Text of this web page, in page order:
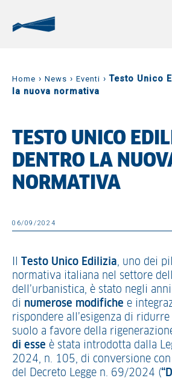
Home › News › Eventi ›Testo Unico
la nuova normativa
TESTO UNICO
DENTRO LA
NORMATIVA
06/09/2024
Testo Unico Edilizia, uno dei
normativa italiana nel settore
dell’urbanistica, è stato negli
di numerose modifiche e
rispondere all’esigenza di ridurre
suolo a favore della
di esse è stata introdotta dalla
2024, n. 105, di conversione
del Decreto Legge n. 69/2024 (